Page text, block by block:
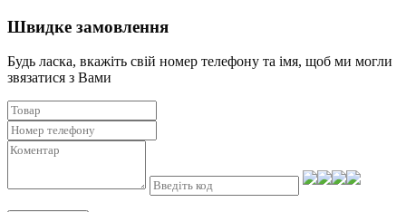
Швидке замовлення
Будь ласка, вкажіть свій номер телефону та iмя, щоб ми могли
звязатися з Вами